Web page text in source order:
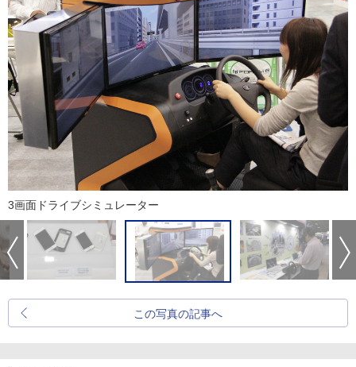
3画面ドライブシミュレーター
この写真の記事へ